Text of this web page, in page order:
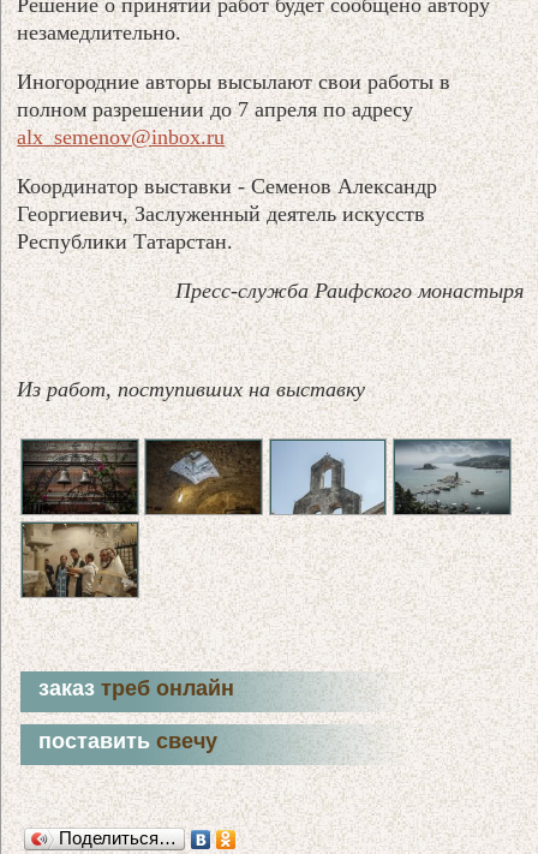
незамедлительно.
Иногородние авторы высылают свои работы в
полном разрешении до 7 апреля по адресу
alx_semenov@inbox.ru
Координатор выставки - Семенов Александр
Георгиевич, Заслуженный деятель искусств
Республики Татарстан.
Пресс-служба Раифского монастыря
Из работ, поступивших на выставку
заказтреб онлайн
поставитьсвечу
Поделиться…